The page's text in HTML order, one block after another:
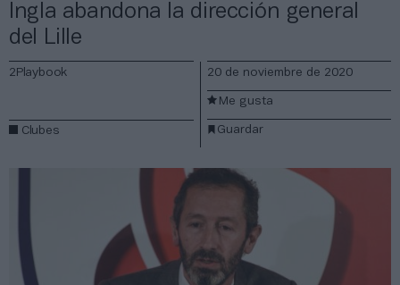
Ingla abandona la dirección general
del Lille
2Playbook
Clubes
20 de noviembre de 2020
Guardar
Me gusta